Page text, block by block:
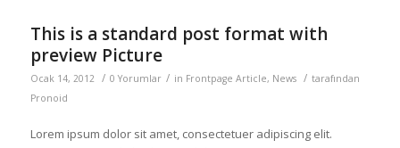
This is a standard post format with
preview Picture
Ocak 14, 2012 / 0 Yorumlar / in Frontpage Article, News / tarafından
Pronoid
Lorem ipsum dolor sit amet, consectetuer adipiscing elit.